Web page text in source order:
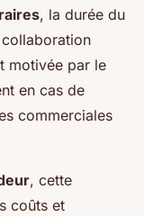
, la durée du
motivée par le
en cas de
commerciales
, cette
coûts et